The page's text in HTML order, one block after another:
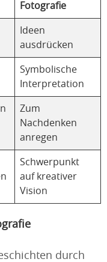
Fotografie
Ideen
ausdrücken
Symbolische
Interpretation
Zum
Nachdenken
anregen
Schwerpunkt
auf kreativer
Vision
durch